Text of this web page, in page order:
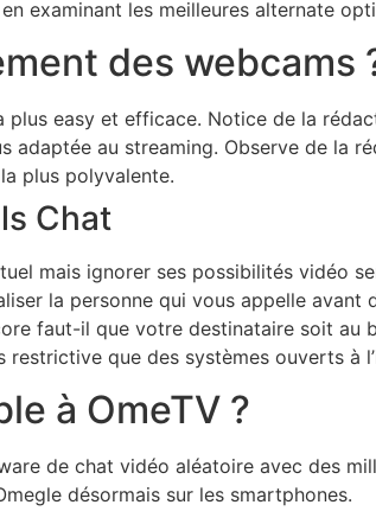
examinant les meilleures alternate
des webcams
plus easy et efficace. Notice de la
adaptée au streaming. Observe de la
plus polyvalente.
Chat
mais ignorer ses possibilités vidéo
la personne qui vous appelle
faut-il que votre destinataire soit
restrictive que des systèmes ouverts à
à OmeTV ?
de chat vidéo aléatoire avec des
désormais sur les smartphones.